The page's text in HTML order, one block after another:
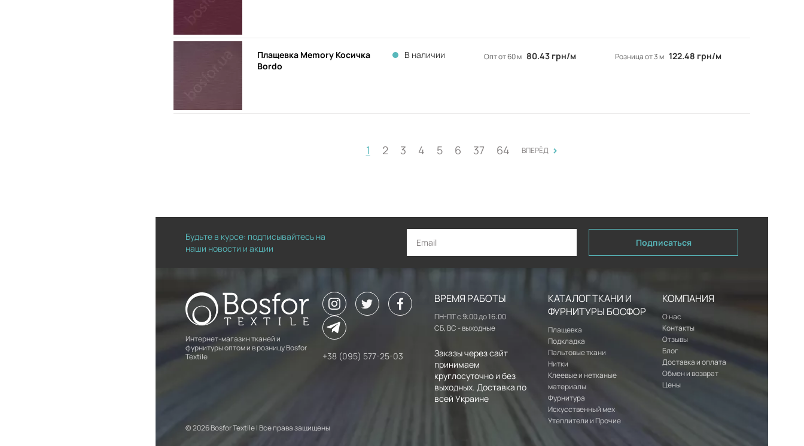
Плащевка Memory Косичка
Bordo
В наличии Опт от 60 м 80.43 грн/м Розница от 3 м 122.48 грн/м
1 2 3 4 5 6 37 64 >
ВПЕРЁД
Будьте в курсе: подписывайтесь на
наши новости и акции
Подписаться
Интернет-магазин тканей и
фурнитуры оптом и в розницу Bosfor
Textile
+38 (095) 577-25-03
ВРЕМЯ РАБОТЫ
ПН-ПТ с 9:00 до 16:00
СБ, ВС - выходные
Заказы через сайт
принимаем
круглосуточно и без
выходных. Доставка по
всей Украине
КАТАЛОГ ТКАНИ И
ФУРНИТУРЫ БОСФОР
Плащевка
Подкладка
Пальтовые ткани
Нитки
Клеевые и нетканые
материалы
Фурнитура
Искусственный мех
Утеплители и Прочие
КОМПАНИЯ
О нас
Контакты
Отзывы
Блог
Доставка и оплата
Обмен и возврат
Цены
© 2026 Bosfor Textile | Все права защищены